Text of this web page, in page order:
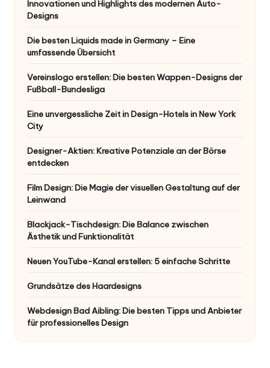
Innovationen und Highlights des modernen Auto-
Designs
Die besten Liquids made in Germany – Eine
umfassende Übersicht
Vereinslogo erstellen: Die besten Wappen-Designs der
Fußball-Bundesliga
Eine unvergessliche Zeit in Design-Hotels in New York
City
Designer-Aktien: Kreative Potenziale an der Börse
entdecken
Film Design: Die Magie der visuellen Gestaltung auf der
Leinwand
Blackjack-Tischdesign: Die Balance zwischen
Ästhetik und Funktionalität
Neuen YouTube-Kanal erstellen: 5 einfache Schritte
Grundsätze des Haardesigns
Webdesign Bad Aibling: Die besten Tipps und Anbieter
für professionelles Design